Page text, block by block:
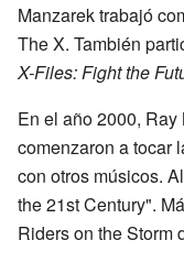
Manzarek trabajó
The X. También
X-Files: Fight the
En el año 2000,
comenzaron a tocar
con otros músicos.
the 21st Century".
Riders on the Storm